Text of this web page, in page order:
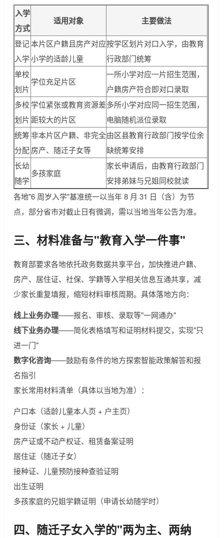
入学
方式
适用对象 主要做法
登记
入学
本片区户籍且房产对应
小学的适龄儿童
按学区划片对口入学，由教育
行政部门统筹
单校
划片
学位充足片区
一所小学对应一片招生范围，
户籍房产符合即对口录取
多校
划片
学位紧张或教育资源差
距较大的片区
多所小学对应同一招生范围，
电脑随机派位录取
统筹
分配
非本片区户籍、非完全
房产、随迁子女等
由区县教育行政部门按学位余
缺统筹安排
长幼
随学
多孩家庭
家长申请后，由教育行政部门
安排弟妹与兄姐同校就读
各地"6 周岁入学"基准统一以当年 8 月 31 日（含）为节
点，部分省市对截止日有微调，需以当地当年公告为准。
三、材料准备与"教育入学一件事"
教育部要求各地依托政务数据共享平台，加快推进户籍、
房产、居住证、社保、学籍等入学相关信息互通共享，减
少家长重复填报，缩短材料审核周期。具体落地方向：
线上业务办理——报名、审核、录取等"一网通办"
线下业务办理——简化表格填写和证明材料提交，实现"只
进一门"
数字化咨询——鼓励有条件的地方探索智能政策解答和报
名指引
家长常用材料清单（具体以当地为准）：
户口本（适龄儿童本人页 + 户主页）
身份证（家长 + 儿童）
房产证或不动产权证、租赁备案证明
居住证（随迁子女）
接种证、儿童预防接种查验证明
出生证明
多孩家庭的兄姐学籍证明（申请长幼随学时）
四、随迁子女入学的"两为主、两纳